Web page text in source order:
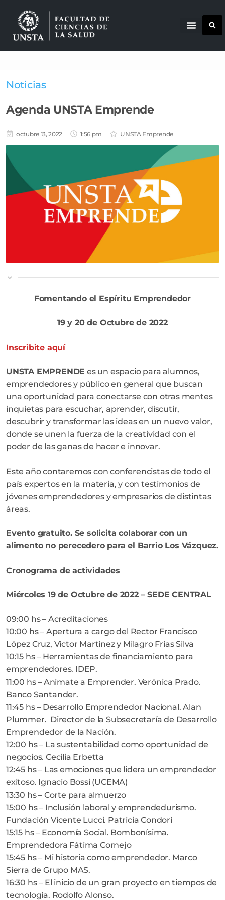
Noticias
Agenda UNSTA Emprende
octubre 13, 2022 1:56 pm UNSTA Emprende
Fomentando el Espíritu Emprendedor
19 y 20 de Octubre de 2022
Inscribite aquí
UNSTA EMPRENDE es un espacio para alumnos,
emprendedores y público en general que buscan
una oportunidad para conectarse con otras mentes
inquietas para escuchar, aprender, discutir,
descubrir y transformar las ideas en un nuevo valor,
donde se unen la fuerza de la creatividad con el
poder de las ganas de hacer e innovar.
Este año contaremos con conferencistas de todo el
país expertos en la materia, y con testimonios de
jóvenes emprendedores y empresarios de distintas
áreas.
Evento gratuito. Se solicita colaborar con un
alimento no perecedero para el Barrio Los Vázquez.
Cronograma de actividades
Miércoles 19 de Octubre de 2022 – SEDE CENTRAL
09:00 hs – Acreditaciones
10:00 hs – Apertura a cargo del Rector Francisco
López Cruz, Víctor Martínez y Milagro Frías Silva
10:15 hs – Herramientas de financiamiento para
emprendedores. IDEP.
11:00 hs – Animate a Emprender. Verónica Prado.
Banco Santander.
11:45 hs – Desarrollo Emprendedor Nacional. Alan
Plummer. Director de la Subsecretaría de Desarrollo
Emprendedor de la Nación.
12:00 hs – La sustentabilidad como oportunidad de
negocios. Cecilia Erbetta
12:45 hs – Las emociones que lidera un emprendedor
exitoso. Ignacio Bossi (UCEMA)
13:30 hs – Corte para almuerzo
15:00 hs – Inclusión laboral y emprendedurismo.
Fundación Vicente Lucci. Patricia Condorí
15:15 hs – Economía Social. Bombonísima.
Emprendedora Fátima Cornejo
15:45 hs – Mi historia como emprendedor. Marco
Sierra de Grupo MAS.
16:30 hs – El inicio de un gran proyecto en tiempos de
tecnología. Rodolfo Alonso.